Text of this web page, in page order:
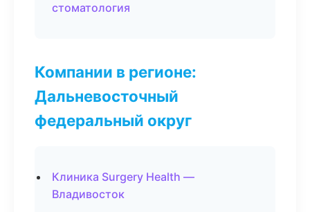
стоматология
Компании в регионе:
Дальневосточный
федеральный округ
Клиника Surgery Health —
Владивосток